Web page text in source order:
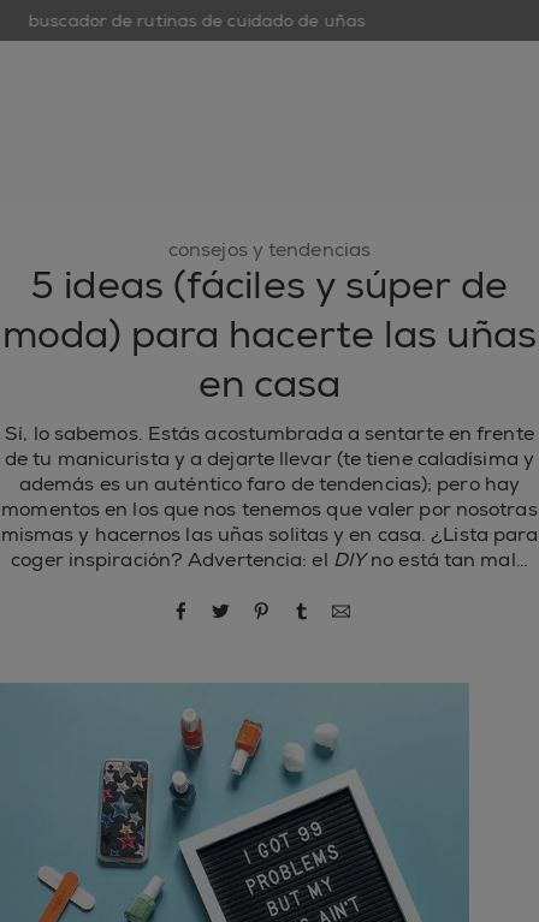
buscador de rutinas de cuidado de uñas
consejos y tendencias
5 ideas (fáciles y súper de
moda) para hacerte las uñas
en casa
Sí, lo sabemos. Estás acostumbrada a sentarte en frente
de tu manicurista y a dejarte llevar (te tiene caladísima y
además es un auténtico faro de tendencias); pero hay
momentos en los que nos tenemos que valer por nosotras
mismas y hacernos las uñas solitas y en casa. ¿Lista para
coger inspiración? Advertencia: el DIYno está tan mal…
compartir por Facebook
compartir por Twitter
compartir por Pinterest
compartir por Tumblr
compartir por